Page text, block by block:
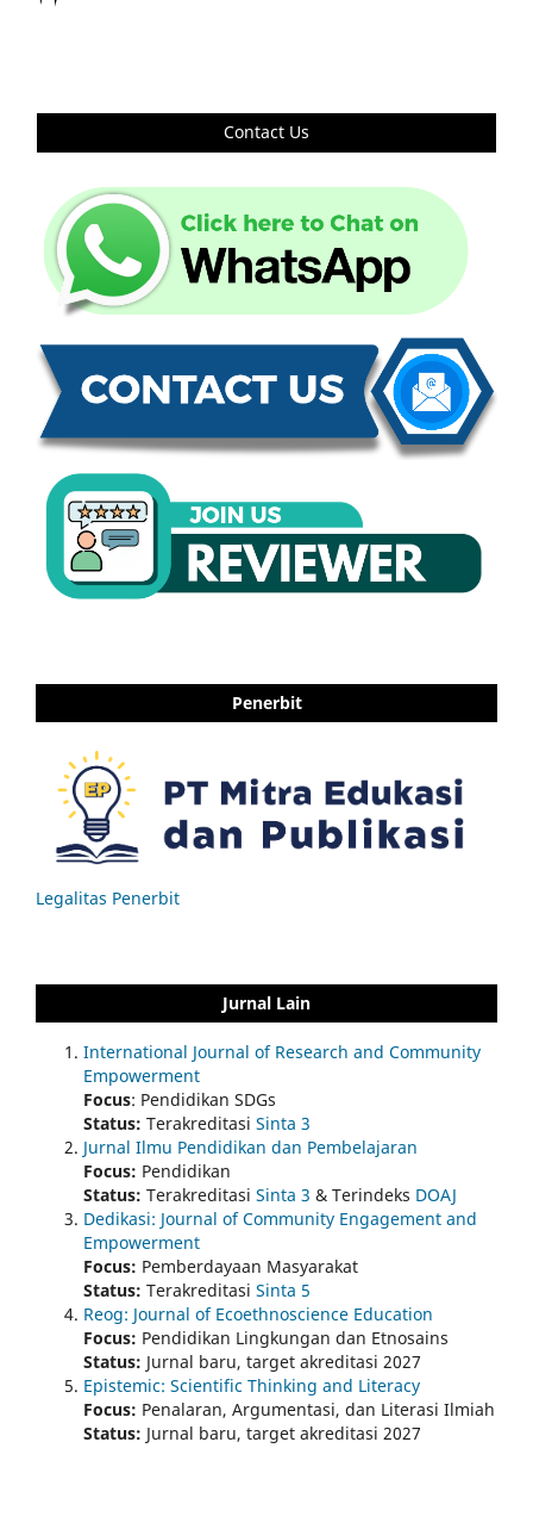
Contact Us
Penerbit
Legalitas Penerbit
Jurnal Lain
International Journal of Research and Community
Empowerment
Focus: Pendidikan SDGs
Status: Terakreditasi Sinta 3
Jurnal Ilmu Pendidikan dan Pembelajaran
Focus: Pendidikan
Status: Terakreditasi Sinta 3 & Terindeks DOAJ
Dedikasi: Journal of Community Engagement and
Empowerment
Focus: Pemberdayaan Masyarakat
Status: Terakreditasi Sinta 5
Reog: Journal of Ecoethnoscience Education
Focus: Pendidikan Lingkungan dan Etnosains
Status: Jurnal baru, target akreditasi 2027
Epistemic: Scientific Thinking and Literacy
Focus: Penalaran, Argumentasi, dan Literasi Ilmiah
Status: Jurnal baru, target akreditasi 2027